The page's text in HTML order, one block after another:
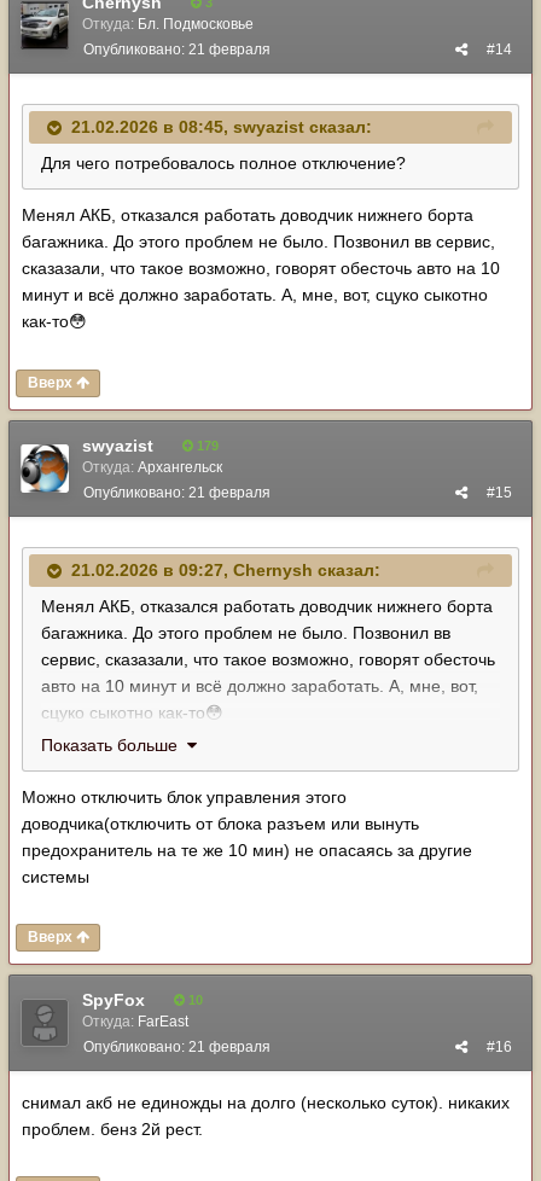
Откуда: Бл. Подмосковье
#14
Опубликовано: 21 февраля
21.02.2026 в 08:45, swyazist сказал:
Для чего потребовалось полное отключение?
Менял АКБ, отказался работать доводчик нижнего борта
багажника. До этого проблем не было. Позвонил вв сервис,
сказазали, что такое возможно, говорят обесточь авто на 10
минут и всё должно заработать. А, мне, вот, сцуко сыкотно
как-то😳
Вверх
swyazist 179
Откуда: Архангельск
#15
Опубликовано: 21 февраля
21.02.2026 в 09:27, Chernysh сказал:
Менял АКБ, отказался работать доводчик нижнего борта
багажника. До этого проблем не было. Позвонил вв
сервис, сказазали, что такое возможно, говорят обесточь
авто на 10 минут и всё должно заработать. А, мне, вот,
сцуко сыкотно как-то😳
Показать больше
Можно отключить блок управления этого
доводчика(отключить от блока разъем или вынуть
предохранитель на те же 10 мин) не опасаясь за другие
системы
Вверх
SpyFox 10
Откуда: FarEast
#16
Опубликовано: 21 февраля
снимал акб не единожды на долго (несколько суток). никаких
проблем. бенз 2й рест.